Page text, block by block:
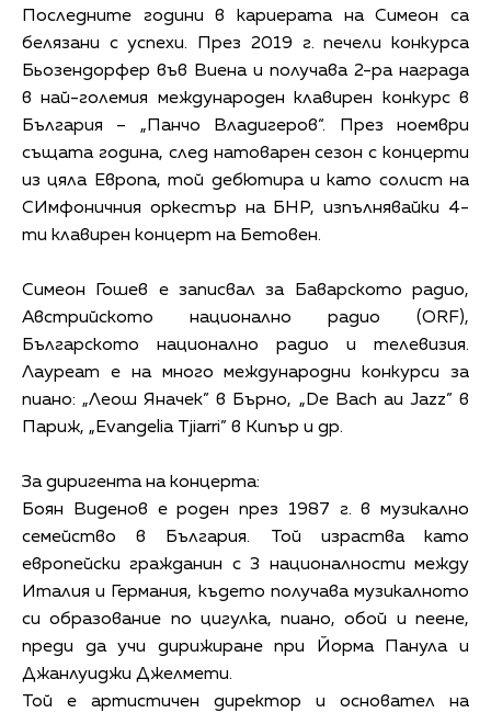
Последните години в кариерата на Симеон са
белязани с успехи. През 2019 г. печели конкурса
Бьозендорфер във Виена и получава 2-ра награда
в най-големия международен клавирен конкурс в
България – „Панчо Владигеров“. През ноември
същата година, след натоварен сезон с концерти
из цяла Европа, той дебютира и като солист на
СИмфоничния оркестър на БНР, изпълнявайки 4-
ти клавирен концерт на Бетовен.
Симеон Гошев е записвал за Баварското радио,
Австрийското национално радио (ORF),
Българското национално радио и телевизия.
Лауреат е на много международни конкурси за
пиано: „Леош Яначек” в Бърно, „De Bach au Jazz” в
Париж, „Evangelia Tjiarri” в Кипър и др.
За диригента на концерта:
Боян Виденов е роден през 1987 г. в музикално
семейство в България. Той израства като
европейски гражданин с 3 националности между
Италия и Германия, където получава музикалното
си образование по цигулка, пиано, обой и пеене,
преди да учи дирижиране при Йорма Панула и
Джанлуиджи Джелмети.
Той е артистичен директор и основател на